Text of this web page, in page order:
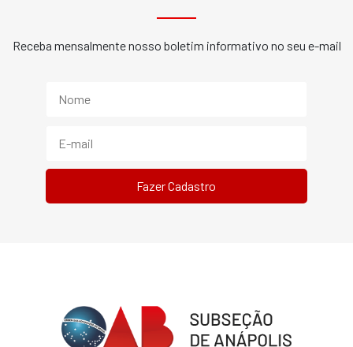
Receba mensalmente nosso boletim informativo no seu e-mail